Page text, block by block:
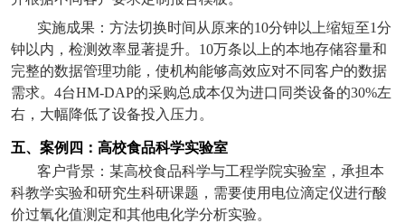
实施成果：方法切换时间从原来的10分钟以上缩短至1分
钟以内，检测效率显著提升。 10万条以上的本地存储容量和
完整的数据管理功能，使机构能够高效应对不同客户的数据
需求。 4台HM-DAP的采购总成本仅为进口同类设备的30%左
右，大幅降低了设备投入压力。
五、案例四：高校食品科学实验室
客户背景：某高校食品科学与工程学院实验室，承担本
科教学实验和研究生科研课题，需要使用电位滴定仪进行酸
价过氧化值测定和其他电化学分析实验。